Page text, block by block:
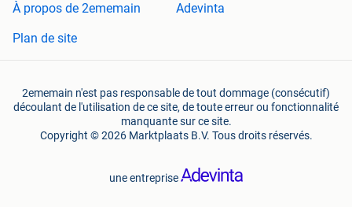
À propos de 2ememain
Adevinta
Plan de site
2ememain n'est pas responsable de tout dommage (consécutif)
découlant de l'utilisation de ce site, de toute erreur ou fonctionnalité
manquante sur ce site.
Copyright © 2026 Marktplaats B.V. Tous droits réservés.
une entreprise